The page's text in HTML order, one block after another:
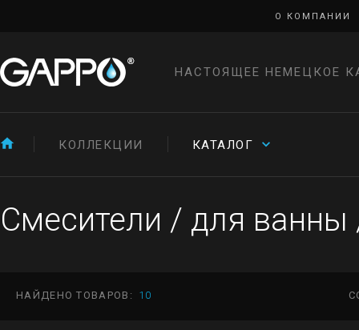
О КОМПАНИИ
НАСТОЯЩЕЕ НЕМЕЦКОЕ
КОЛЛЕКЦИИ КАТАЛОГ
Смесители / для ванны
НАЙДЕНО ТОВАРОВ: 10